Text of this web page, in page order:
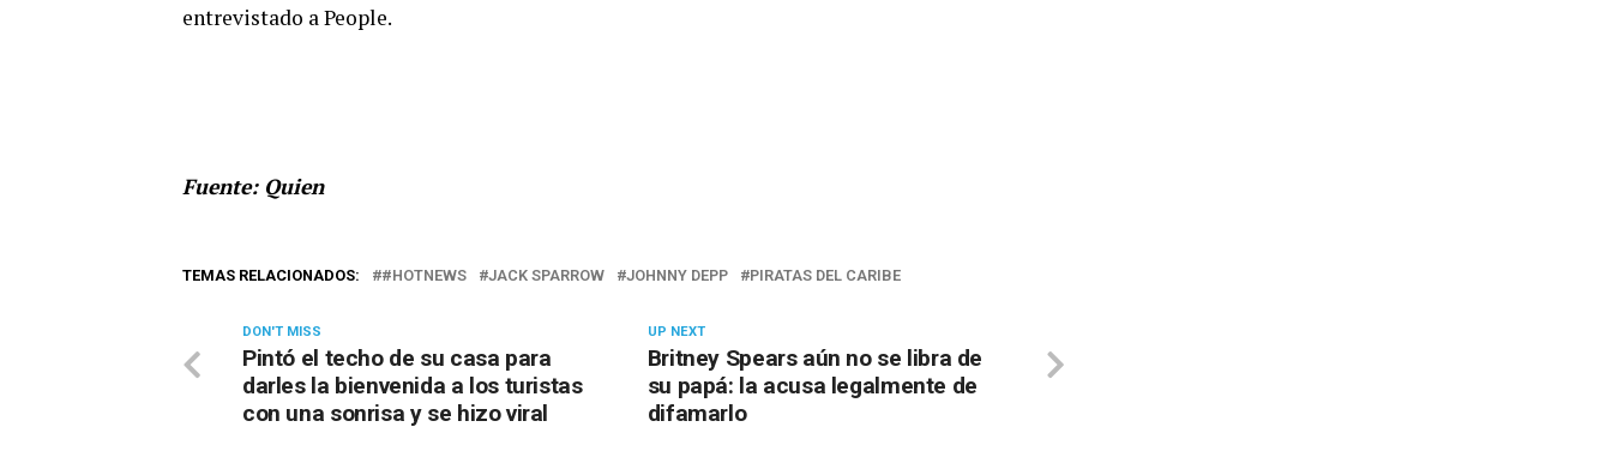
entrevistado a People.
Fuente: Quien
TEMAS RELACIONADOS: #HOTNEWS JACK SPARROW JOHNNY DEPP PIRATAS DEL CARIBE
UP NEXT
Britney Spears aún no se libra de
su papá: la acusa legalmente de
difamarlo
DON'T MISS
Pintó el techo de su casa para
darles la bienvenida a los turistas
con una sonrisa y se hizo viral